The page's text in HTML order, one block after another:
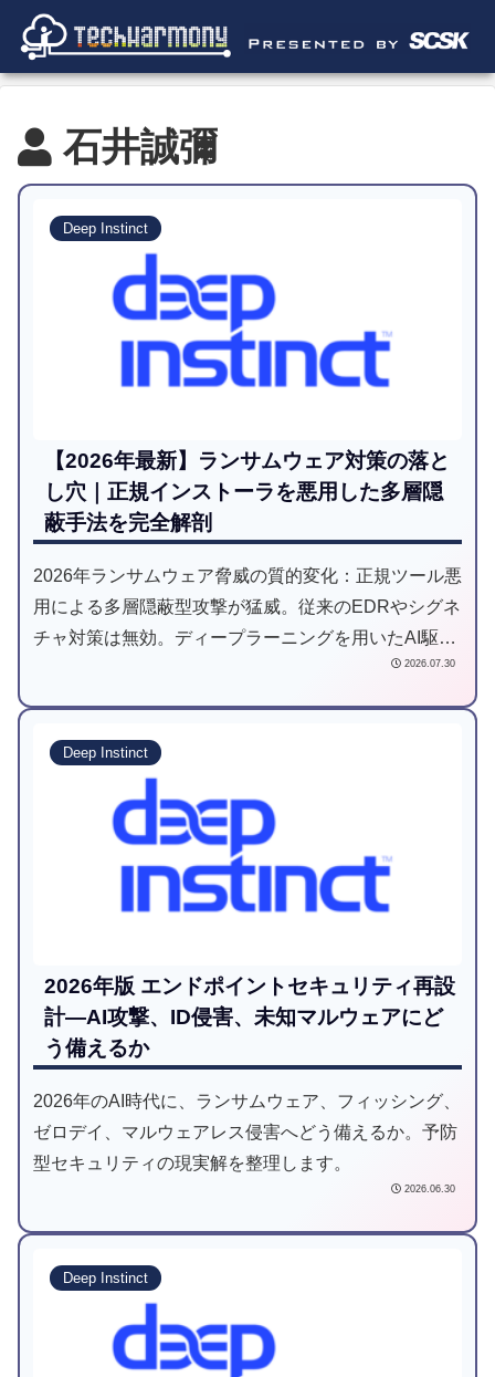
石井誠彌
Deep Instinct
【2026年最新】ランサムウェア対策の落と
し穴｜正規インストーラを悪用した多層隠
蔽手法を完全解剖
2026年ランサムウェア脅威の質的変化：正規ツール悪
用による多層隠蔽型攻撃が猛威。従来のEDRやシグネ
チャ対策は無効。ディープラーニングを用いたAI駆動
型予防防衛が業界標準へシフト。未知の脅威を「実行
2026.07.30
Deep Instinct
2026年版 エンドポイントセキュリティ再設
計―AI攻撃、ID侵害、未知マルウェアにど
う備えるか
2026年のAI時代に、ランサムウェア、フィッシング、
ゼロデイ、マルウェアレス侵害へどう備えるか。予防
型セキュリティの現実解を整理します。
2026.06.30
Deep Instinct